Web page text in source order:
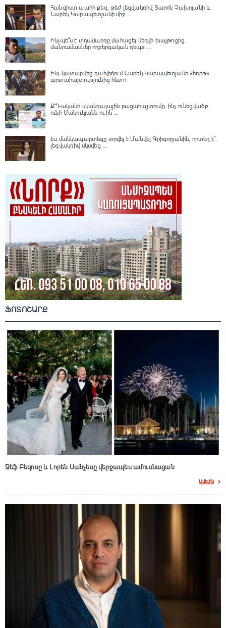
Հանգիստ պահի քեզ. թեժ լեզվակռիվ Տարոն Չախոյանի և
Նարեկ Կարապետյանի միջ ...
Ինչպե՞ս է տղամարդը մահացել մեղվի խայթոցից.
մանրամասներ ողբերգական դեպք ...
Ինչ կատարվեց դահլիճում Նարեկ Կարապետյանի «հորթ»
արտահայտությունից հետո
ՔՊ-ականի սկանդալային բացահայտումը․ ինչ ունեցվածք
ունի Մանուկյանն ու ին ...
Էս մանկապարտեզը տրվել է Մանվել Գրիգորյանին, որտեղ է՞․
լեզվակռիվ սկսվեց ...
ՖՈՏՈՇԱՐՔ
Ջեֆ Բեզոսը և Լորեն Սանչեսը վերջապես ամուսնացան
Ավելին